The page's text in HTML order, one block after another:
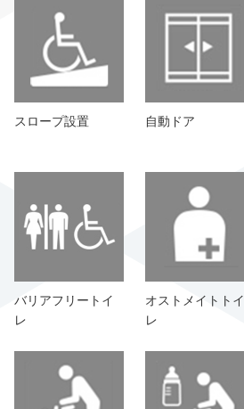
スロープ設置 自動ドア
バリアフリートイ
レ
オストメイトトイ
レ